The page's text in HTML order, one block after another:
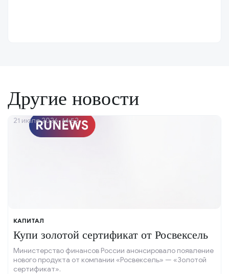
Другие новости
КАПИТАЛ
Купи золотой сертификат от Росвексель
Министерство финансов России анонсировало появление
нового продукта от компании «Росвексель» — «Золотой
сертификат».
21 июля 2026, 14:52